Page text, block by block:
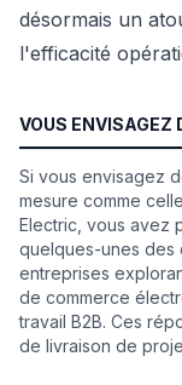
désormais un
l'efficacité
VOUS ENVISAGEZ
Si vous envisagez
mesure comme
Electric, vous avez
quelques-unes des
entreprises
de commerce
travail B2B. Ces
de livraison de